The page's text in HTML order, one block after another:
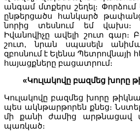
անգամ մտքերս շեղել։ Փորձում
ընթերցածս հանկարծ
նորից տեսնում եմ վախս։
Իվանովիչը ավելի շուտ գար։
շուտ, նրան սպասելն
զբոսնում է Ելենա Պետրովնայի
հայացքները բացատրում։
«Կուլակովը բազմեց խորը
Կուլակովը բազմեց խորը
պես ակնթարթորեն քնեց։
մի քանի ժամից արթնացավ
պառկած։